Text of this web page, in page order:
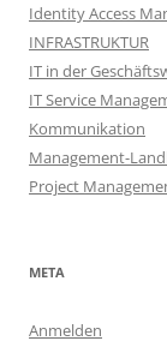
Identity Access
INFRASTRUKTUR
IT in der
IT Service
Kommunikation
Management-
Project
META
Anmelden